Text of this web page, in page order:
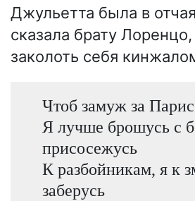
Джульетта была в
сказала брату Лоренцо,
заколоть себя
Чтоб замуж за
Я лучше брошусь с
присосежусь
К разбойникам, я к
заберусь